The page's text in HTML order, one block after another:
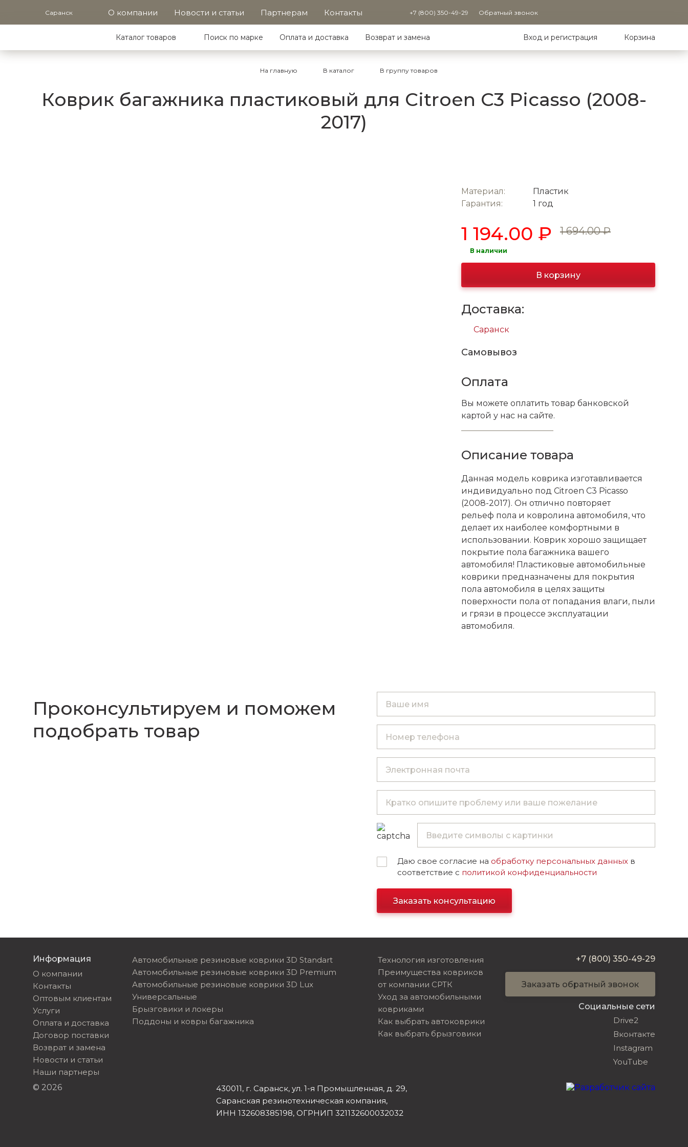
Саранск О компании Новости и статьи Партнерам Контакты +7 (800) 350-49-29 Обратный звонок
Каталог товаров Поиск по марке Оплата и доставка Возврат и замена Вход и регистрация Корзина
На главную В каталог В группу товаров
Коврик багажника пластиковый для Citroen C3 Picasso (2008-
2017)
Материал:
Пластик
Гарантия:
1 год
1 194.00 ₽ 1 694.00 ₽
В наличии
В корзину
Доставка:
Саранск
Самовывоз
Оплата
Вы можете оплатить товар банковской
картой у нас на сайте.
Описание товара
Данная модель коврика изготавливается
индивидуально под Citroen C3 Picasso
(2008-2017). Он отлично повторяет
рельеф пола и ковролина автомобиля, что
делает их наиболее комфортными в
использовании. Коврик хорошо защищает
покрытие пола багажника вашего
автомобиля! Пластиковые автомобильные
коврики предназначены для покрытия
пола автомобиля в целях защиты
поверхности пола от попадания влаги, пыли
и грязи в процессе эксплуатации
автомобиля.
Проконсультируем и поможем
подобрать товар
Даю свое согласие на обработку персональных данных в
соответствие с политикой конфиденциальности
Заказать консультацию
Информация
О компании
Контакты
Оптовым клиентам
Услуги
Оплата и доставка
Договор поставки
Возврат и замена
Новости и статьи
Наши партнеры
Автомобильные резиновые коврики 3D Standart
Автомобильные резиновые коврики 3D Premium
Автомобильные резиновые коврики 3D Lux
Универсальные
Брызговики и локеры
Поддоны и ковры багажника
Технология изготовления
Преимущества ковриков
от компании СРТК
Уход за автомобильными
ковриками
Как выбрать автоковрики
Как выбрать брызговики
+7 (800) 350-49-29
Заказать обратный звонок
Социальные сети
Drive2
Вконтакте
Instagram
YouTube
© 2026
430011, г. Саранск, ул. 1-я Промышленная, д. 29,
Саранская резинотехническая компания,
ИНН 132608385198, ОГРНИП 321132600032032